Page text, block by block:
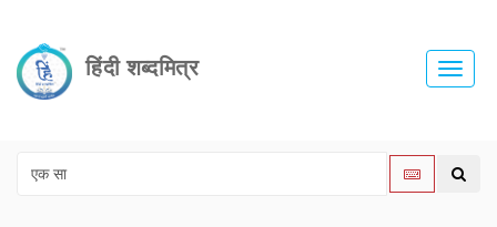
हिंदी शब्दमित्र